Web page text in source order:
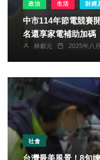
政治 生活 財經
中市114年節電競賽開跑 總獎金達100萬元
名還享家電補助加碼
林獻元 2025年八
社會
台灣最美風景！8旬嬤淋雨迷